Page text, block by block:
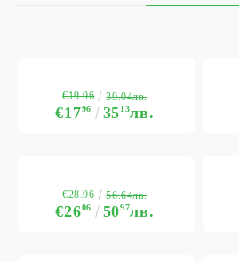
€1796 3513лв.
€19.96 39.04лв.
€2606 5097лв.
€28.96 56.64лв.